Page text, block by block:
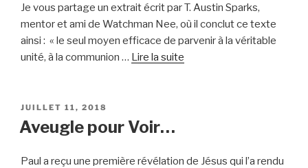
Je vous partage un extrait écrit par T. Austin Sparks,
mentor et ami de Watchman Nee, où il conclut ce texte
ainsi : « le seul moyen efficace de parvenir à la véritable
unité, à la communion … Lire la suite
cieux »
PUBLIÉ
LE
JUILLET 11, 2018
Aveugle pour Voir…
Paul a reçu une première révélation de Jésus qui l’a rendu